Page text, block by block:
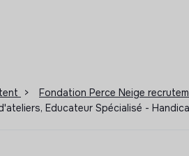
> Fondation Perce Neige
Educateur Spécialisé -